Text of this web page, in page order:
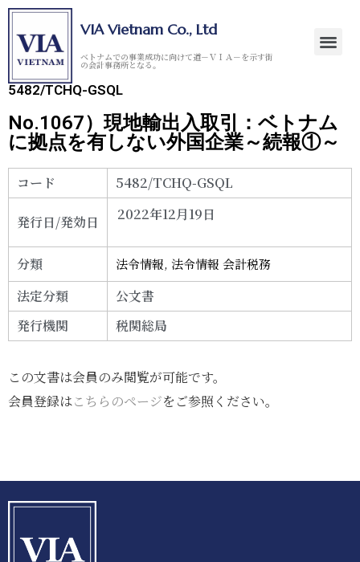
VIA Vietnam Co., Ltd
ベトナムでの事業成功に向けて道－ＶＩＡ－を示す街
の会計事務所となる。
5482/TCHQ-GSQL
No.1067）現地輸出入取引：ベトナム
に拠点を有しない外国企業～続報①～
コード 5482/TCHQ-GSQL
発行日/発効日 2022年12月19日
分類 法令情報,法令情報 会計税務
法定分類
公文書
発行機関
税関総局
この文書は会員のみ閲覧が可能です。
会員登録はこちらのページをご参照ください。